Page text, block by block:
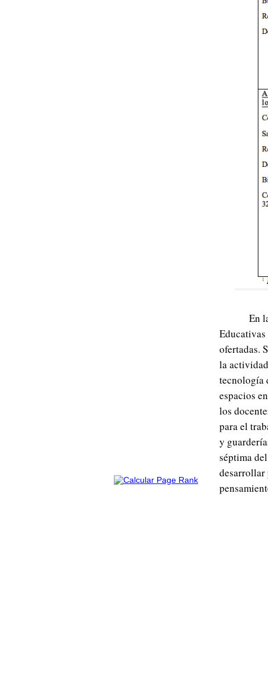
En
ofertadas.
la
tecnología
espacios
los
para el
y
séptima
desarrollar